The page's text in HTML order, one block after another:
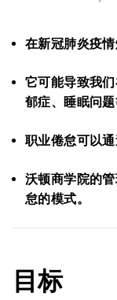
在新冠肺炎疫
它可能导致我
郁症、睡眠问
职业倦怠可以
沃顿商学院的
怠的模式。
目标